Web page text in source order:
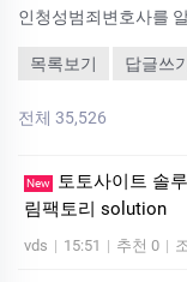
인청성범죄변호사를
목록보기 답글쓰
전체 35,526
New
토­토사이트 솔
림팩토리 solution
vds | 15:51 | 추천 0 |